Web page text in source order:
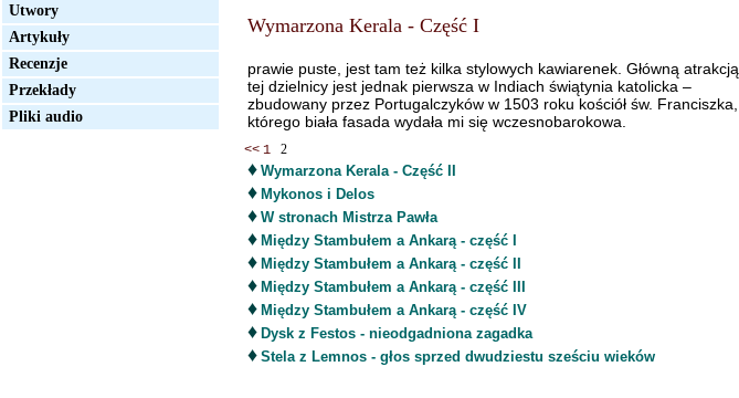
Utwory
Artykuły
Recenzje
Przekłady
Pliki audio
Wymarzona Kerala - Część I
prawie puste, jest tam też kilka stylowych kawiarenek. Główną atrakcją
tej dzielnicy jest jednak pierwsza w Indiach świątynia katolicka –
zbudowany przez Portugalczyków w 1503 roku kościół św. Franciszka,
którego biała fasada wydała mi się wczesnobarokowa.
<< 1 2
♦ Wymarzona Kerala - Część II
♦ Mykonos i Delos
♦ W stronach Mistrza Pawła
♦ Między Stambułem a Ankarą - część I
♦ Między Stambułem a Ankarą - część II
♦ Między Stambułem a Ankarą - część III
♦ Między Stambułem a Ankarą - część IV
♦ Dysk z Festos - nieodgadniona zagadka
♦ Stela z Lemnos - głos sprzed dwudziestu sześciu wieków